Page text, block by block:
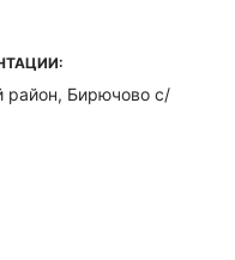
район, Бирючово с/